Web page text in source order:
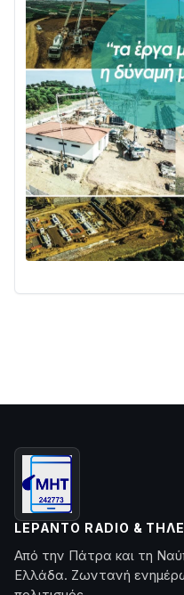
LEPANTO RADIO &
Από την Πάτρα και τη
Ελλάδα. Ζωντανή